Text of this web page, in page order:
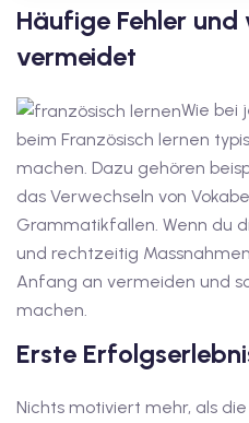
Häufige Fehler und
vermeidet
Wie bei
beim Französisch lernen
machen. Dazu gehören
das Verwechseln von
Grammatikfallen. Wenn du
und rechtzeitig
Anfang an vermeiden und
machen.
Erste
Nichts motiviert mehr, als